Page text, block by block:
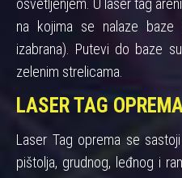
osvetljenjem. U laser tag
na kojima se nalaze
izabrana). Putevi do baze
zelenim strelicama.
LASER TAG
Laser Tag oprema se
pištolja, grudnog, leđnog i